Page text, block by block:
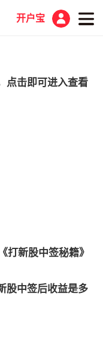
开户宝
点击即可进入查看
打新股中签秘籍》
股中签后收益是多